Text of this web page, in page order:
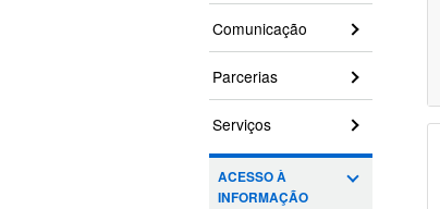
Comunicação
Parcerias
Serviços
ACESSO À
INFORMAÇÃO